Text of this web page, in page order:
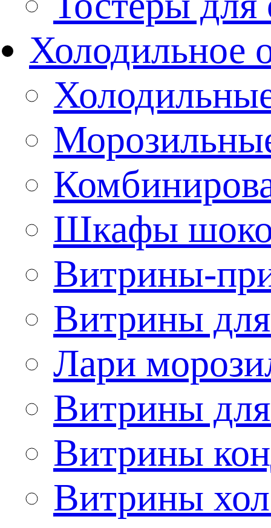
Холодильное
Шкафы
Витрины-
Витрины
Лари
Витрины
Витрины
Витрины